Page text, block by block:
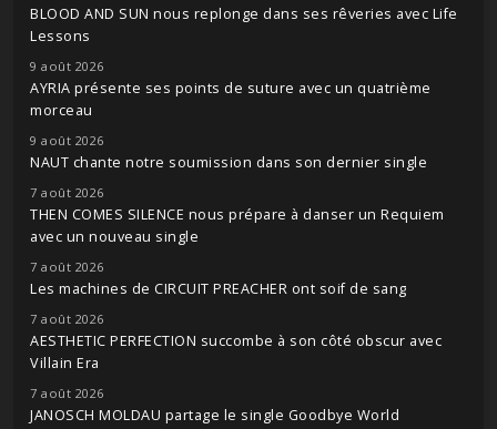
BLOOD AND SUN nous replonge dans ses rêveries avec Life
Lessons
9 août 2026
AYRIA présente ses points de suture avec un quatrième
morceau
9 août 2026
NAUT chante notre soumission dans son dernier single
7 août 2026
THEN COMES SILENCE nous prépare à danser un Requiem
avec un nouveau single
7 août 2026
Les machines de CIRCUIT PREACHER ont soif de sang
7 août 2026
AESTHETIC PERFECTION succombe à son côté obscur avec
Villain Era
7 août 2026
JANOSCH MOLDAU partage le single Goodbye World